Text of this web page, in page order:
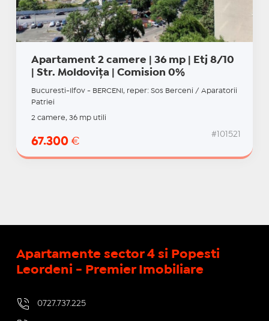
Apartament 2 camere | 36 mp | Etj 8/10
| Str. Moldovița | Comision 0%
Bucuresti-Ilfov - BERCENI, reper: Sos Berceni / Aparatorii
Patriei
2 camere, 36 mp utili
67.300 €
#101521
Apartamente sector 4 si Popesti
Leordeni - Premier Imobiliare
0727.737.225